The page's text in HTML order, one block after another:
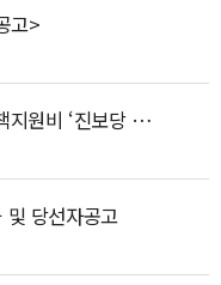
고>
[공고] 2025년 상반기 비교섭단체 정책지원비 ‘진보당 연구용역과제’ 공모
및 당선자공고